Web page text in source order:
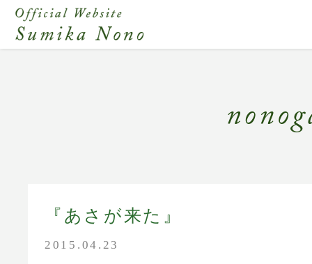
『あさが来た』
2015.04.23